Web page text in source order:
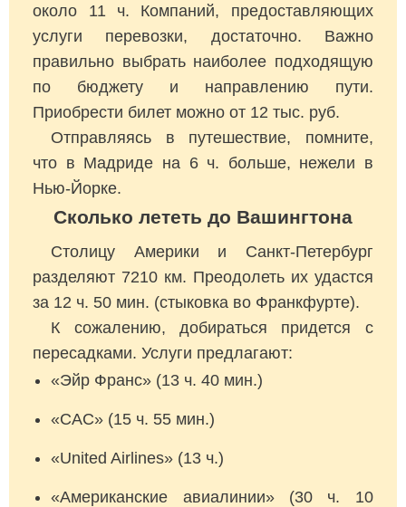
около 11 ч. Компаний, предоставляющих
услуги перевозки, достаточно. Важно
правильно выбрать наиболее подходящую
по бюджету и направлению пути.
Приобрести билет можно от 12 тыс. руб.
Отправляясь в путешествие, помните,
что в Мадриде на 6 ч. больше, нежели в
Нью-Йорке.
Сколько лететь до Вашингтона
Столицу Америки и Санкт-Петербург
разделяют 7210 км. Преодолеть их удастся
за 12 ч. 50 мин. (стыковка во Франкфурте).
К сожалению, добираться придется с
пересадками. Услуги предлагают:
«Эйр Франс» (13 ч. 40 мин.)
«САС» (15 ч. 55 мин.)
«United Airlines» (13 ч.)
«Американские авиалинии» (30 ч. 10